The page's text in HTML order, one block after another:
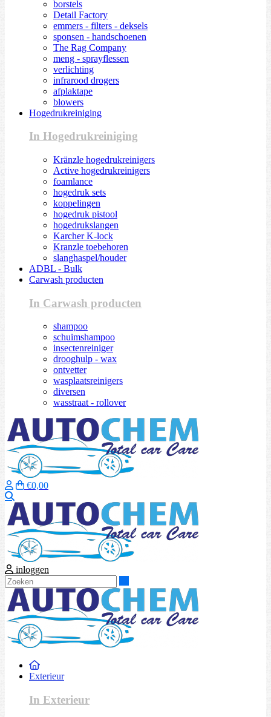
borstels
Detail Factory
emmers - filters - deksels
sponsen - handschoenen
The Rag Company
meng - sprayflessen
verlichting
infrarood drogers
afplaktape
blowers
Hogedrukreiniging
In Hogedrukreiniging
Kränzle hogedrukreinigers
Active hogedrukreinigers
foamlance
hogedruk sets
koppelingen
hogedruk pistool
hogedrukslangen
Karcher K-lock
Kranzle toebehoren
slanghaspel/houder
ADBL - Bulk
Carwash producten
In Carwash producten
shampoo
schuimshampoo
insectenreiniger
drooghulp - wax
ontvetter
wasplaatsreinigers
diversen
wasstraat - rollover
€0,00
inloggen
Exterieur
In Exterieur